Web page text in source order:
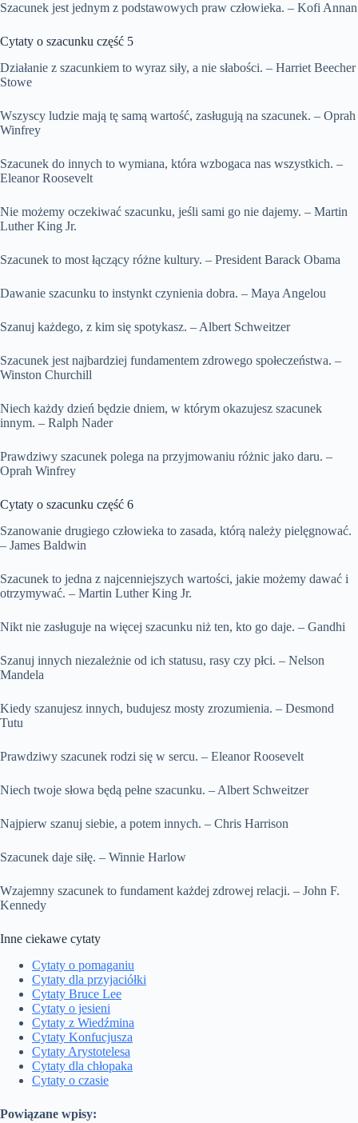
Szacunek jest jednym z podstawowych praw człowieka. – Kofi Annan
Cytaty o szacunku część 5
Działanie z szacunkiem to wyraz siły, a nie słabości. – Harriet Beecher
Stowe
Wszyscy ludzie mają tę samą wartość, zasługują na szacunek. – Oprah
Winfrey
Szacunek do innych to wymiana, która wzbogaca nas wszystkich. –
Eleanor Roosevelt
Nie możemy oczekiwać szacunku, jeśli sami go nie dajemy. – Martin
Luther King Jr.
Szacunek to most łączący różne kultury. – President Barack Obama
Dawanie szacunku to instynkt czynienia dobra. – Maya Angelou
Szanuj każdego, z kim się spotykasz. – Albert Schweitzer
Szacunek jest najbardziej fundamentem zdrowego społeczeństwa. –
Winston Churchill
Niech każdy dzień będzie dniem, w którym okazujesz szacunek
innym. – Ralph Nader
Prawdziwy szacunek polega na przyjmowaniu różnic jako daru. –
Oprah Winfrey
Cytaty o szacunku część 6
Szanowanie drugiego człowieka to zasada, którą należy pielęgnować.
– James Baldwin
Szacunek to jedna z najcenniejszych wartości, jakie możemy dawać i
otrzymywać. – Martin Luther King Jr.
Nikt nie zasługuje na więcej szacunku niż ten, kto go daje. – Gandhi
Szanuj innych niezależnie od ich statusu, rasy czy płci. – Nelson
Mandela
Kiedy szanujesz innych, budujesz mosty zrozumienia. – Desmond
Tutu
Prawdziwy szacunek rodzi się w sercu. – Eleanor Roosevelt
Niech twoje słowa będą pełne szacunku. – Albert Schweitzer
Najpierw szanuj siebie, a potem innych. – Chris Harrison
Szacunek daje siłę. – Winnie Harlow
Wzajemny szacunek to fundament każdej zdrowej relacji. – John F.
Kennedy
Inne ciekawe cytaty
Cytaty o pomaganiu
Cytaty dla przyjaciółki
Cytaty Bruce Lee
Cytaty o jesieni
Cytaty z Wiedźmina
Cytaty Konfucjusza
Cytaty Arystotelesa
Cytaty dla chłopaka
Cytaty o czasie
Powiązane wpisy: